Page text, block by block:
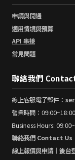
申請與開通
適用情境與預算
API 串接
常見問題
聯絡我們
線上客服電子郵件：
營業時間：09:00~18:00
Business Hours:
聯絡我們 Contact Us
線上報價與申請 ｜ 後台